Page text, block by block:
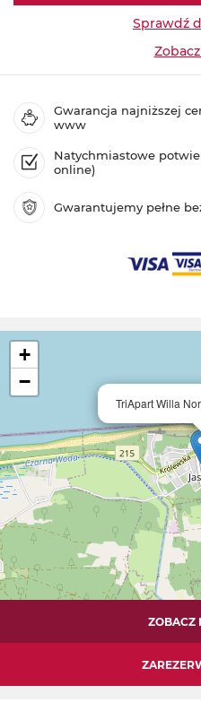
Sprawdź
Gwarancja najniższej
www
Natychmiastowe
online)
Gwarantujemy pełne
TriApart Willa
+
−
ZOBACZ